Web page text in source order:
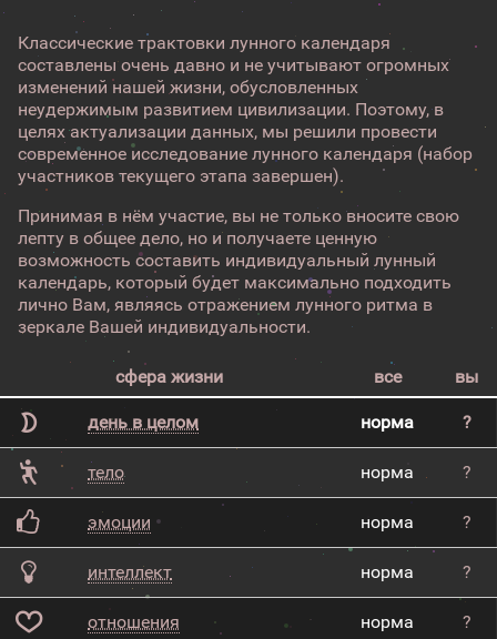
Классические трактовки лунного календаря
составлены очень давно и не учитывают огромных
изменений нашей жизни, обусловленных
неудержимым развитием цивилизации. Поэтому, в
целях актуализации данных, мы решили провести
современное исследование лунного календаря (набор
участников текущего этапа завершен).
Принимая в нём участие, вы не только вносите свою
лепту в общее дело, но и получаете ценную
возможность составить индивидуальный лунный
календарь, который будет максимально подходить
лично Вам, являясь отражением лунного ритма в
зеркале Вашей индивидуальности.
сфера жизни все вы
день в целом норма ?
тело норма ?
эмоции норма ?
интеллект норма ?
отношения норма ?